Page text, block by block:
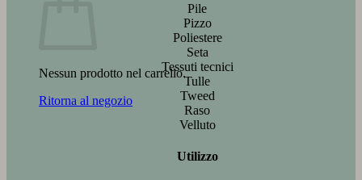
Nessun prodotto nel carrello.
Ritorna al negozio
Pile
Pizzo
Poliestere
Seta
Tessuti tecnici
Tulle
Tweed
Raso
Velluto
Utilizzo